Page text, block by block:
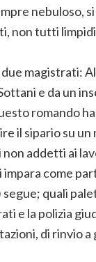
nebuloso,
non tutti
magistrati:
e da un
romando
il sipario su un
addetti ai
come
segue; quali
e la polizia
di rinvio a